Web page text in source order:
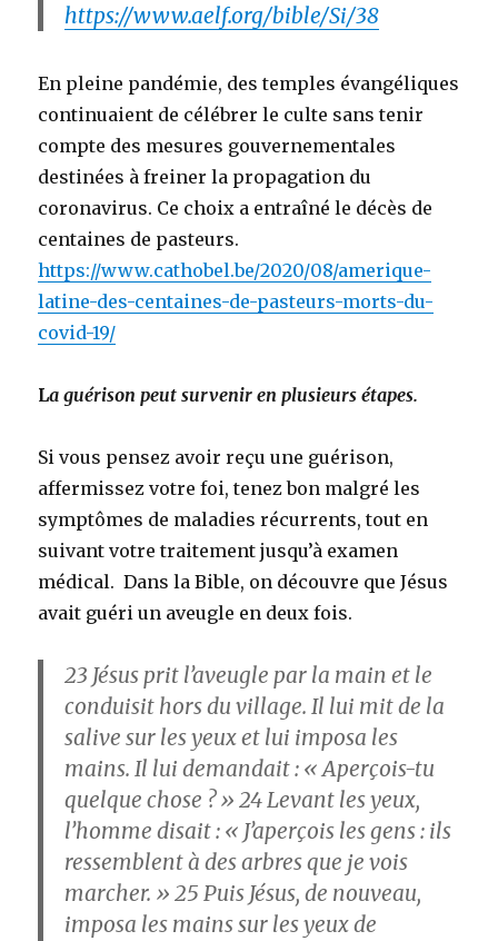
https://www.aelf.org/bible/Si/38
En pleine pandémie, des temples évangéliques
continuaient de célébrer le culte sans tenir
compte des mesures gouvernementales
destinées à freiner la propagation du
coronavirus. Ce choix a entraîné le décès de
centaines de pasteurs.
https://www.cathobel.be/2020/08/amerique-
latine-des-centaines-de-pasteurs-morts-du-
covid-19/
La guérison peut survenir en plusieurs étapes.
Si vous pensez avoir reçu une guérison,
affermissez votre foi, tenez bon malgré les
symptômes de maladies récurrents, tout en
suivant votre traitement jusqu’à examen
médical. Dans la Bible, on découvre que Jésus
avait guéri un aveugle en deux fois.
23 Jésus prit l’aveugle par la main et le
conduisit hors du village. Il lui mit de la
salive sur les yeux et lui imposa les
mains. Il lui demandait : « Aperçois-tu
quelque chose ? »24Levant les yeux,
l’homme disait : « J’aperçois les gens : ils
ressemblent à des arbres que je vois
marcher. »25 Puis Jésus, de nouveau,
imposa les mains sur les yeux de